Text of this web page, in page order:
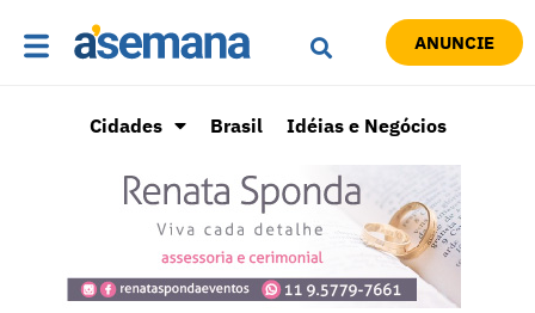
ANUNCIE
Cidades Brasil Idéias e Negócios